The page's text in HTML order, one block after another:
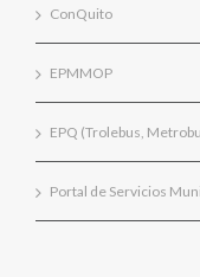
ConQuito
EPMMOP
EPQ (Trolebus,
Portal de Servicios